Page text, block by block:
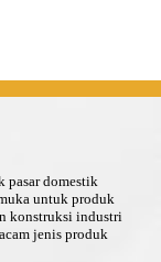
pasar domestik
untuk produk
konstruksi industri
jenis produk